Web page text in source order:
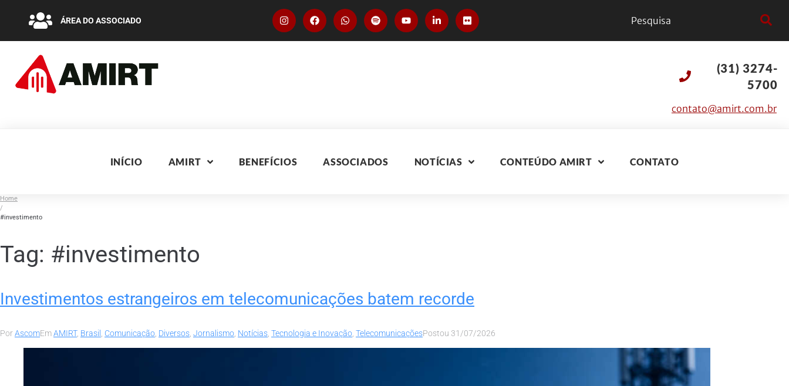
ÁREA DO ASSOCIADO
(31) 3274-
5700
contato@amirt.com.br
INÍCIO AMIRT BENEFÍCIOS ASSOCIADOS NOTÍCIAS CONTEÚDO AMIRT CONTATO
Home
/
#investimento
Tag: #investimento
Investimentos estrangeiros em telecomunicações batem recorde
PorAscomEmAMIRT, Brasil Comunicação Diversos Jornalismo Notícias Tecnologia e Inovação TelecomunicaçõesPostou 31/07/2026